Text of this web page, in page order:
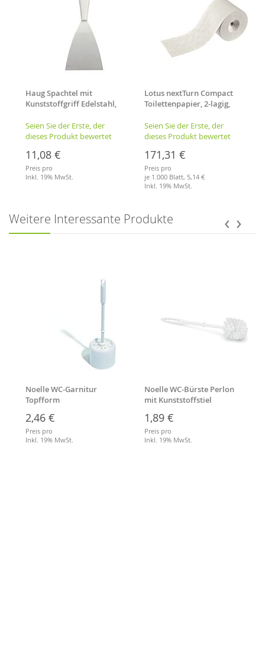
Haug Spachtel mit
Kunststoffgriff Edelstahl,
mm,rostfrrei
Seien Sie der Erste, der
dieses Produkt bewertet
11,08 €
Preis pro
Inkl. 19% MwSt.
Lotus nextTurn Compact
Toilettenpapier, 2-lagig,
Seien Sie der Erste, der
dieses Produkt bewertet
171,31 €
Preis pro
je 1.000 Blatt,5,14 €
Inkl. 19% MwSt.
Weitere Interessante Produkte
Noelle WC-Garnitur
Topfform
2,46 €
Preis pro
Inkl. 19% MwSt.
Noelle WC-Bürste Perlon
mit Kunststoffstiel
1,89 €
Preis pro
Inkl. 19% MwSt.
‹ ›